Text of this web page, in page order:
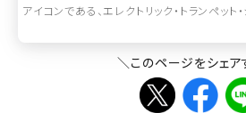
アイコンである、エレクトリック・トランペット
＼このページをシェア